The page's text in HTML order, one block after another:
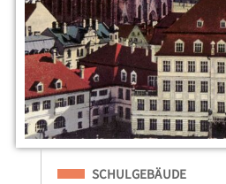
Eingeordnet unter
SCHULGEBÄUDE